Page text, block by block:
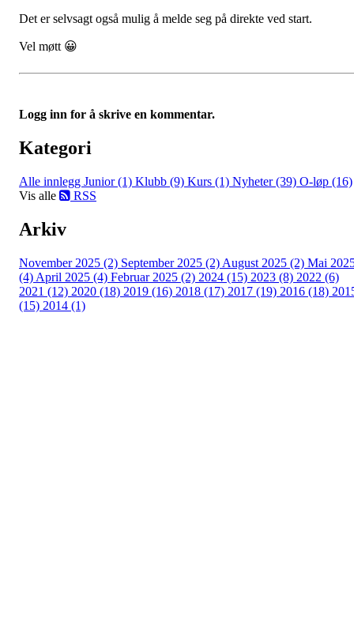
Det er selvsagt også mulig å melde seg på direkte ved start.
Vel møtt 😀
Logg inn for å skrive en kommentar.
Kategori
Alle innlegg Junior (1) Klubb (9) Kurs (1) Nyheter (39) O-løp (16)
Vis alle
RSS
Arkiv
November 2025 (2) September 2025 (2) August 2025 (2) Mai
(4) April 2025 (4) Februar 2025 (2) 2024 (15) 2023 (8) 2022 (6)
2021 (12) 2020 (18) 2019 (16) 2018 (17) 2017 (19) 2016 (18)
(15) 2014 (1)